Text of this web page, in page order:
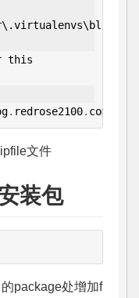
this
. redrose2100. com
文件
装包
package处增加f